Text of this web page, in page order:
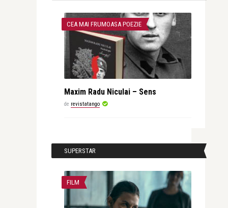
CEA MAI FRUMOASA POEZIE
Maxim Radu Niculai – Sens
de revistatango
SUPERSTAR
FILM